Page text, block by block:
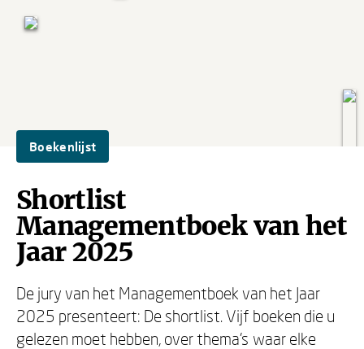
Boekenlijst
Shortlist
Managementboek van het
Jaar 2025
De jury van het Managementboek van het Jaar
2025 presenteert: De shortlist. Vijf boeken die u
gelezen moet hebben, over thema’s waar elke